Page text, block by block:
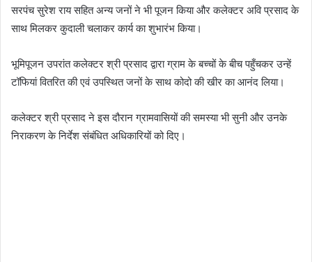
सरपंच सुरेश राय सहित अन्य जनों ने भी पूजन किया और कलेक्टर अवि प्रसाद के
साथ मिलकर कुदाली चलाकर कार्य का शुभारंभ किया।
भूमिपूजन उपरांत कलेक्टर श्री प्रसाद द्वारा ग्राम के बच्चों के बीच पहुँचकर उन्हें
टॉफियां वितरित की एवं उपस्थित जनों के साथ कोदो की खीर का आनंद लिया।
कलेक्टर श्री प्रसाद ने इस दौरान ग्रामवासियों की समस्या भी सुनी और उनके
निराकरण के निर्देश संबंधित अधिकारियों को दिए।